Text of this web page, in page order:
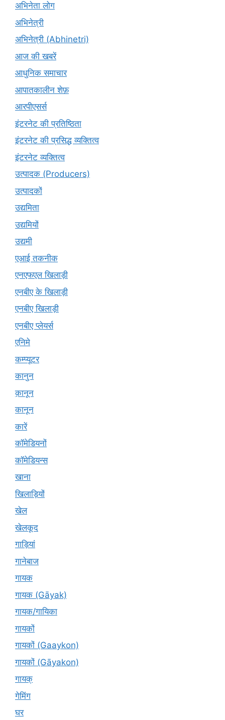
अभिनेता लोग
अभिनेत्री
अभिनेत्री (Abhinetri)
आज की खबरें
आधुनिक समाचार
आपातकालीन शेफ़
आरपीएसर्स
इंटरनेट की प्रतिष्ठिता
इंटरनेट की प्रसिद्ध व्यक्तित्व
इंटरनेट व्यक्तित्व
उत्पादक (Producers)
उत्पादकों
उद्यमिता
उद्यमियों
उद्यमी
एआई तकनीक
एनएफएल खिलाड़ी
एनबीए के खिलाड़ी
एनबीए खिलाड़ी
एनबीए प्लेयर्स
एनिमे
कम्प्यूटर
कानुन
क़ानून
कानून
कारें
कॉमेडियनों
कॉमेडियन्स
खाना
खिलाड़ियों
खेल
खेलकूद
गाड़ियां
गानेबाज
गायक
गायक (Gāyak)
गायक/गायिका
गायकों
गायकों (Gaaykon)
गायकों (Gāyakon)
गायक्
गेमिंग
घर